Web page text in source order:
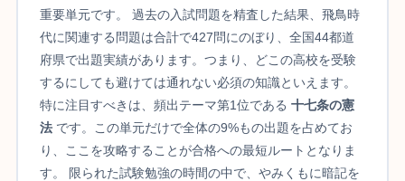
重要単元です。 過去の入試問題を精査した結果、飛鳥時
代に関連する問題は合計で427問にのぼり、全国44都道
府県で出題実績があります。つまり、どこの高校を受験
するにしても避けては通れない必須の知識といえます。
特に注目すべきは、頻出テーマ第1位である 十七条の憲
法です。この単元だけで全体の9%もの出題を占めてお
り、ここを攻略することが合格への最短ルートとなりま
す。 限られた試験勉強の時間の中で、やみくもに暗記を